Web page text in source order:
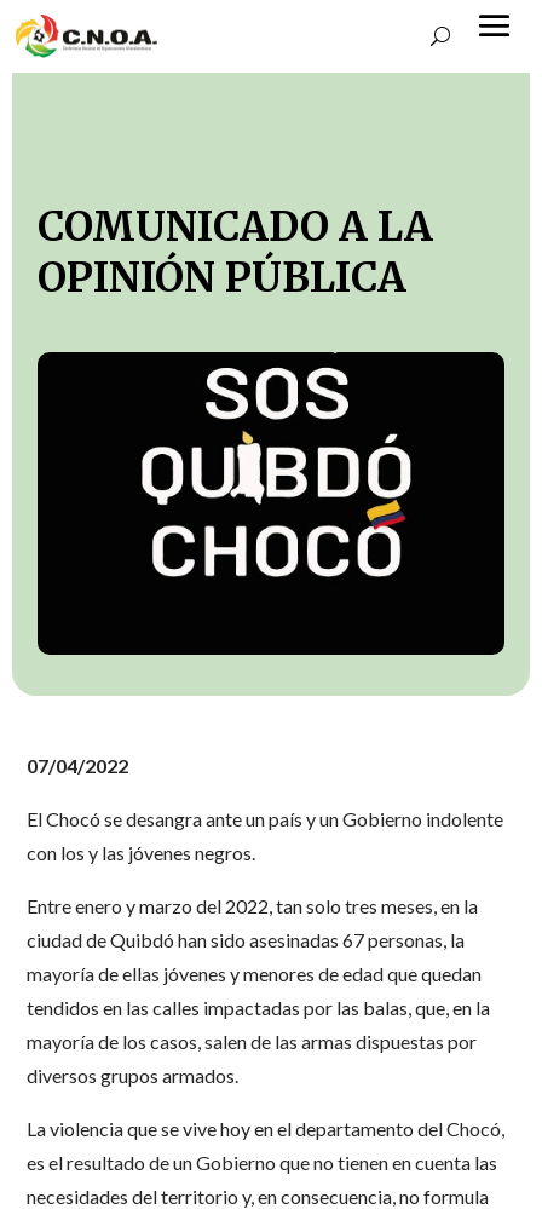
COMUNICADO A LA
OPINIÓN PÚBLICA
07/04/2022
El Chocó se desangra ante un país y un Gobierno indolente
con los y las jóvenes negros.
Entre enero y marzo del 2022, tan solo tres meses, en la
ciudad de Quibdó han sido asesinadas 67 personas, la
mayoría de ellas jóvenes y menores de edad que quedan
tendidos en las calles impactadas por las balas, que, en la
mayoría de los casos, salen de las armas dispuestas por
diversos grupos armados.
La violencia que se vive hoy en el departamento del Chocó,
es el resultado de un Gobierno que no tienen en cuenta las
necesidades del territorio y, en consecuencia, no formula